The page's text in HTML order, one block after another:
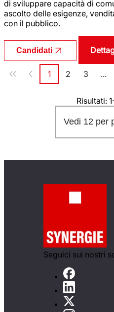
di sviluppare capacità di
ascolto delle esigenze,
con il pubblico.
Candidati
Paginazione
Pagina
1 Pagina
2 Pagina
3 ...
Risultati:
Vedi 12 per
Seguici sui nostri